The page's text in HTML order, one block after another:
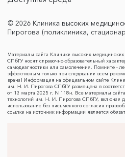
© 2026 Клиника высоких
Пирогова (поликлиника,
Материалы сайта Клиники высоких
СПбГУ носят справочно-образовательный
самодиагностики или самолечения. Помните -
эффективным только при следовании всем
врача! Информация на официальном сайте
им. Н. И. Пирогова СПбГУ размещена в
от 13 марта 2025 г. N 118н. Все материалы
технологий им. Н. И. Пирогова СПбГУ, включая
использование без письменного согласия
ссылки на источник информации является